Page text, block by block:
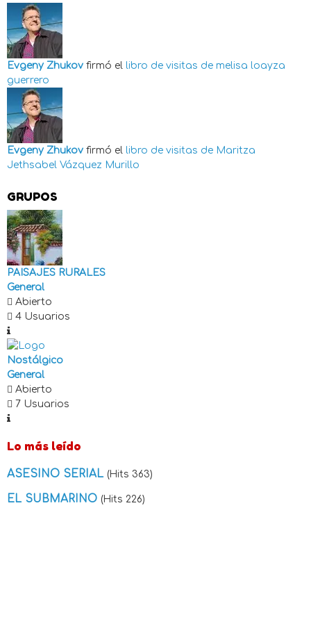
Evgeny Zhukov firmó el libro de visitas de melisa loayza
guerrero
Evgeny Zhukov firmó el libro de visitas de Maritza
Jethsabel Vázquez Murillo
GRUPOS
PAISAJES RURALES
General
Abierto
4 Usuarios
Nostálgico
General
Abierto
7 Usuarios
Lo más leído
ASESINO SERIAL (Hits 363)
EL SUBMARINO (Hits 226)